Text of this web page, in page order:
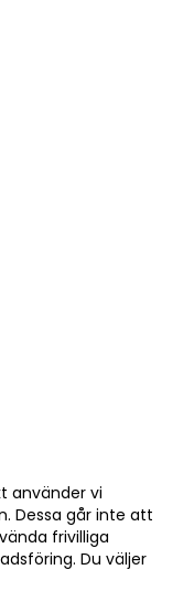
använder vi
Dessa går inte att
frivilliga
Du väljer